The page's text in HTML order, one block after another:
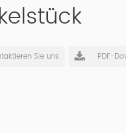
Sie uns PDF-